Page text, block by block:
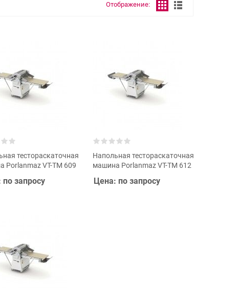
Отображение:
тестораскаточная
Porlanmaz VT-TM 609
запросу
Напольная тестораскаточная
машина Porlanmaz VT-TM 612
Цена: по запросу